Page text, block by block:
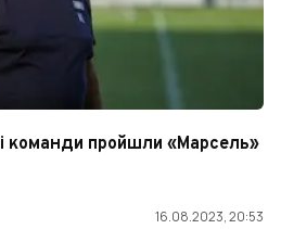
команди пройшли «Марсель»
16.08.2023, 20:53